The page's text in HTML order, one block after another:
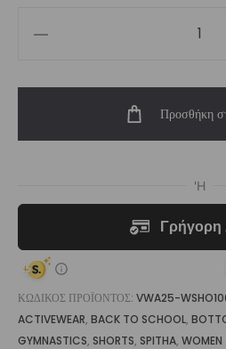
Short
Προσθήκη
ΚΩΔΙΚΌΣ ΠΡΟΪΌΝΤΟΣ: VWA25-
ACTIVEWEAR, BACK TO SCHOOL,
GYMNASTICS, SHORTS, SPITHA, WOMEN